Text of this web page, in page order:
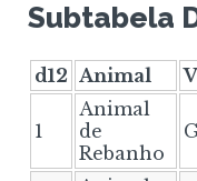
Subtabela
d12 Animal
1
Animal
de
Rebanho